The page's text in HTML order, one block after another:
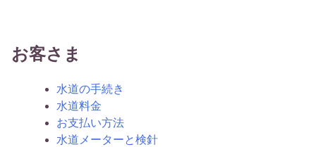
お客さま
水道の手続き
水道料金
お支払い方法
水道メーターと検針